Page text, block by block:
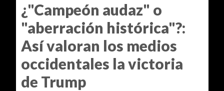
¿"Campeón audaz" o
"aberración histórica"?:
Así valoran los medios
occidentales la victoria
de Trump